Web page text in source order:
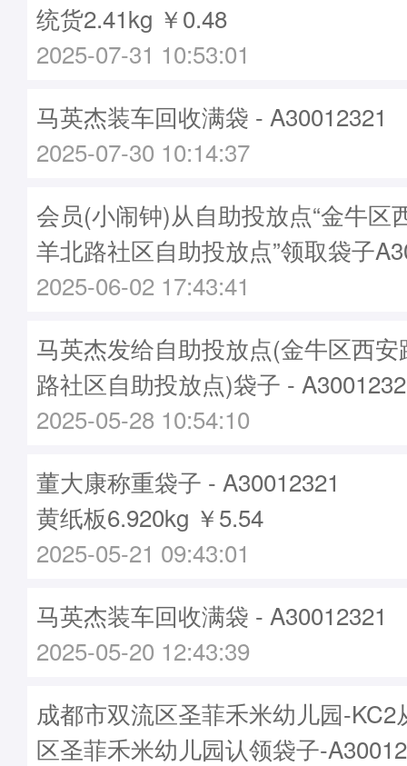
统货2.41kg ￥0.48
2025-07-31 10:53:01
马英杰装车回收满袋 - A30012321
2025-07-30 10:14:37
会员(小闹钟)从自助投放点“金牛区
羊北路社区自助投放点”领取袋子
2025-06-02 17:43:41
马英杰发给自助投放点(金牛区西
路社区自助投放点)袋子 -
2025-05-28 10:54:10
董大康称重袋子 - A30012321
黄纸板6.920kg ￥5.54
2025-05-21 09:43:01
马英杰装车回收满袋 - A30012321
2025-05-20 12:43:39
成都市双流区圣菲禾米幼儿园-KC2
区圣菲禾米幼儿园认领袋子-